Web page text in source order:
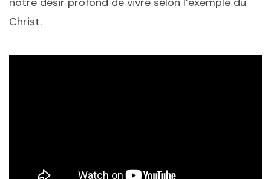
Christ.